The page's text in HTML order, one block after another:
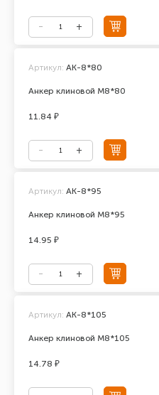
Анкер клиновой М8*80
Артикул: АК-8*80
11.84 ₽
Анкер клиновой М8*95
Артикул: АК-8*95
14.95 ₽
Анкер клиновой М8*105
Артикул: АК-8*105
14.78 ₽